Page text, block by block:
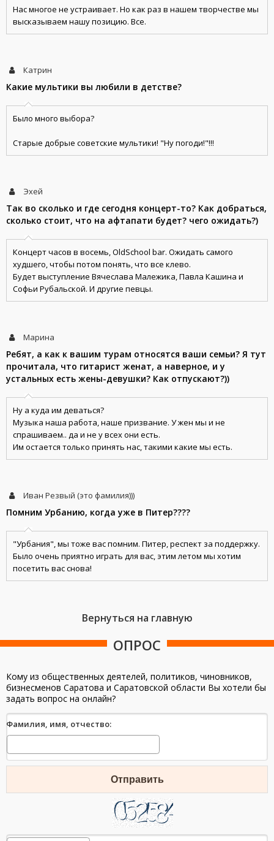
Нас многое не устраивает. Но как раз в нашем творчестве мы
высказываем нашу позицию. Все.
Катрин
Какие мультики вы любили в детстве?
Было много выбора?
Старые добрые советские мультики! "Ну погоди!"!!!
Эхей
Так во сколько и где сегодня концерт-то? Как добраться,
сколько стоит, что на афтапати будет? чего ожидать?)
Концерт часов в восемь, OldSchool bar. Ожидать самого
худшего, чтобы потом понять, что все клево.
Будет выступление Вячеслава Малежика, Павла Кашина и
Софьи Рубальской. И другие певцы.
Марина
Ребят, а как к вашим турам относятся ваши семьи? Я тут
прочитала, что гитарист женат, а наверное, и у
устальных есть жены-девушки? Как отпускают?))
Ну а куда им деваться?
Музыка наша работа, наше призвание. У жен мы и не
спрашиваем.. да и не у всех они есть.
Им остается только принять нас, такими какие мы есть.
Иван Резвый (это фамилия)))
Помним Урбанию, когда уже в Питер????
"Урбания", мы тоже вас помним. Питер, респект за поддержку.
Было очень приятно играть для вас, этим летом мы хотим
посетить вас снова!
Вернуться на главную
ОПРОС
Кому из общественных деятелей, политиков, чиновников,
бизнесменов Саратова и Саратовской области Вы хотели бы
задать вопрос на онлайн?
Фамилия, имя, отчество:
Отправить